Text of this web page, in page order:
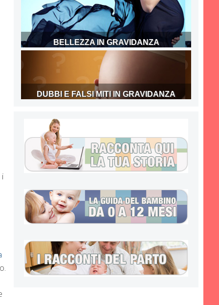
i
BELLEZZA IN GRAVIDANZA
DUBBI E FALSI MITI IN GRAVIDANZA